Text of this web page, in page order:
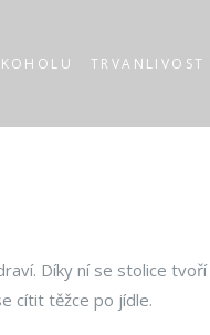
TRVANLIVOST
Díky ní se stolice
cítit těžce po jídle.